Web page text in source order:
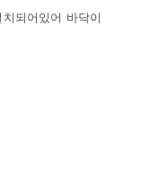
되어있어 바닥이